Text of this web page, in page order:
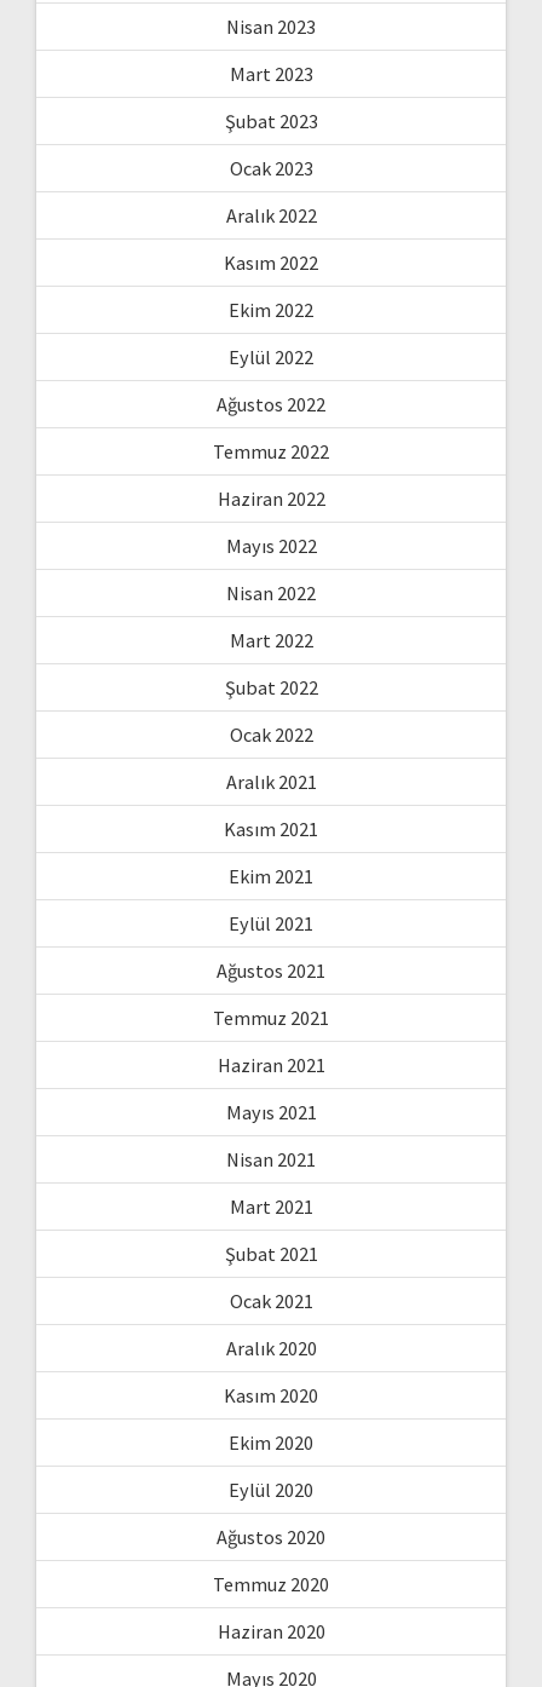
Nisan 2023
Mart 2023
Şubat 2023
Ocak 2023
Aralık 2022
Kasım 2022
Ekim 2022
Eylül 2022
Ağustos 2022
Temmuz 2022
Haziran 2022
Mayıs 2022
Nisan 2022
Mart 2022
Şubat 2022
Ocak 2022
Aralık 2021
Kasım 2021
Ekim 2021
Eylül 2021
Ağustos 2021
Temmuz 2021
Haziran 2021
Mayıs 2021
Nisan 2021
Mart 2021
Şubat 2021
Ocak 2021
Aralık 2020
Kasım 2020
Ekim 2020
Eylül 2020
Ağustos 2020
Temmuz 2020
Haziran 2020
Mayıs 2020